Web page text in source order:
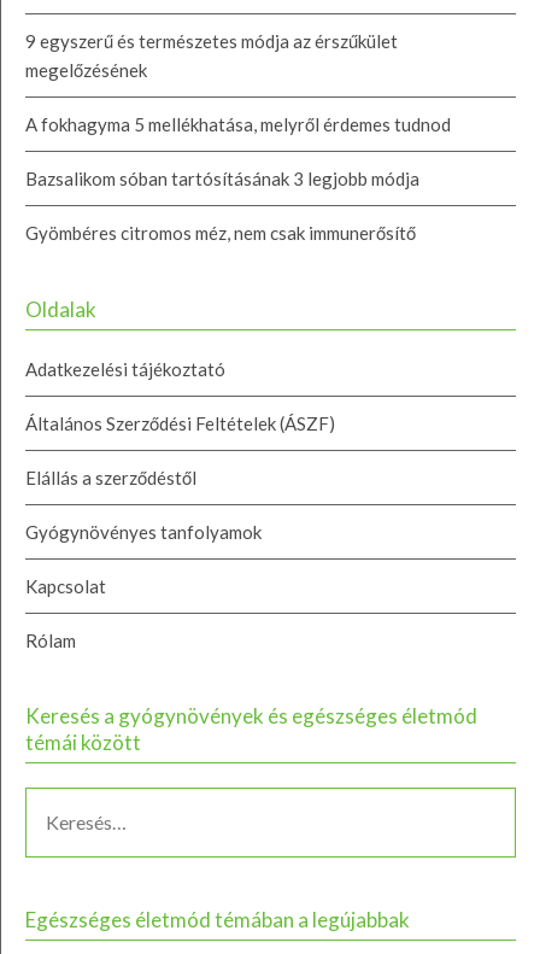
9 egyszerű és természetes módja az érszűkület
megelőzésének
A fokhagyma 5 mellékhatása, melyről érdemes tudnod
Bazsalikom sóban tartósításának 3 legjobb módja
Gyömbéres citromos méz, nem csak immunerősítő
Oldalak
Adatkezelési tájékoztató
Általános Szerződési Feltételek (ÁSZF)
Elállás a szerződéstől
Gyógynövényes tanfolyamok
Kapcsolat
Rólam
Keresés a gyógynövények és egészséges életmód
témái között
Egészséges életmód témában a legújabbak